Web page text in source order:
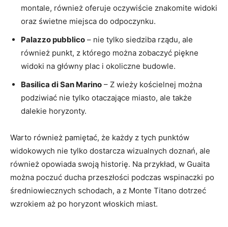
montale, również oferuje oczywiście znakomite widoki
⁤oraz świetne miejsca do odpoczynku.
Palazzo pubblico – nie tylko siedziba rządu, ale
również punkt, z którego można ⁤zobaczyć piękne‌
widoki ⁣na główny plac i okoliczne budowle.
Basilica di San‍ Marino – Z wieży kościelnej⁣ można
podziwiać nie tylko otaczające miasto, ale także
dalekie horyzonty.
Warto również pamiętać, że każdy z tych punktów
widokowych nie ⁢tylko ⁤dostarcza wizualnych ⁤doznań, ale⁣
również opowiada⁢ swoją⁢ historię. Na przykład, w ⁤Guaita
można poczuć ducha przeszłości podczas wspinaczki po
średniowiecznych schodach, a z Monte‍ Titano dotrzeć
wzrokiem aż po horyzont włoskich ​miast.